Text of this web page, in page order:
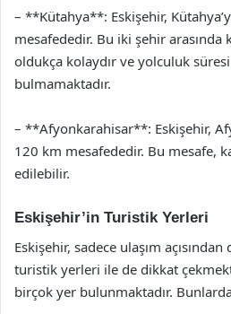
– **Kütahya**: Eskişehir,
mesafededir. Bu iki şehir arasında
oldukça kolaydır ve yolculuk
bulmamaktadır.
– **Afyonkarahisar**: Eskişehir,
120 km mesafededir. Bu mesafe,
edilebilir.
Eskişehir’in Turistik Yerleri
Eskişehir, sadece ulaşım
turistik yerleri ile de dikkat
birçok yer bulunmaktadır.